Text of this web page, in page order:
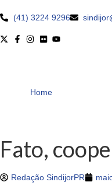
(41) 3224 9296
Home
Fato,
Redação SindijorPR